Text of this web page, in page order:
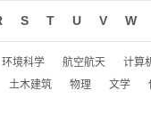
S T U V W
环境科学 航空航天 计算
土木建筑 物理 文学